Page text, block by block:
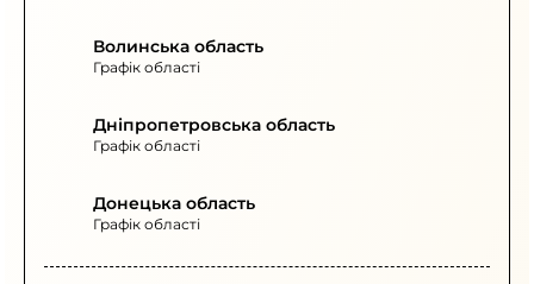
Волинська область
Графік області
Дніпропетровська область
Графік області
Донецька область
Графік області